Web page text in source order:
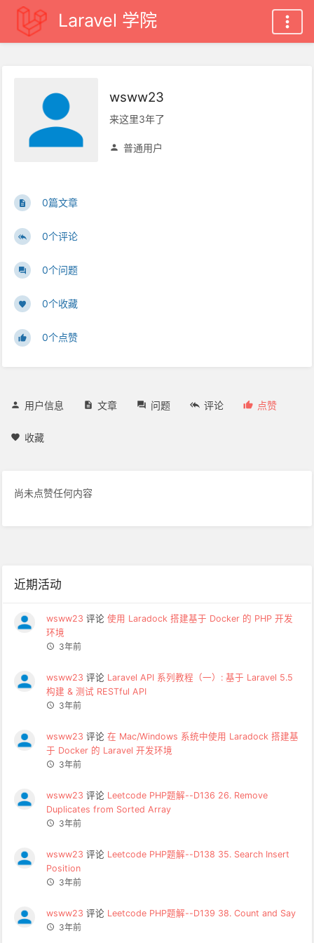
Laravel 学院
近期活动
wsww23 评论 使用 Laradock 搭建基于 Docker 的 PHP 开发
环境
3年前
wsww23 评论 Laravel API 系列教程（一）: 基于 Laravel 5.5
构建 & 测试 RESTful API
3年前
wsww23 评论 在 Mac/Windows 系统中使用 Laradock 搭建基
于 Docker 的 Laravel 开发环境
3年前
wsww23 评论 Leetcode PHP题解--D136 26. Remove
Duplicates from Sorted Array
3年前
wsww23 评论 Leetcode PHP题解--D138 35. Search Insert
Position
3年前
wsww23 评论 Leetcode PHP题解--D139 38. Count and Say
3年前
wsww23
来这里3年了
普通用户
0篇文章
0个评论
0个问题
0个收藏
0个点赞
用户信息 文章 问题 评论 点赞
收藏
尚未点赞任何内容